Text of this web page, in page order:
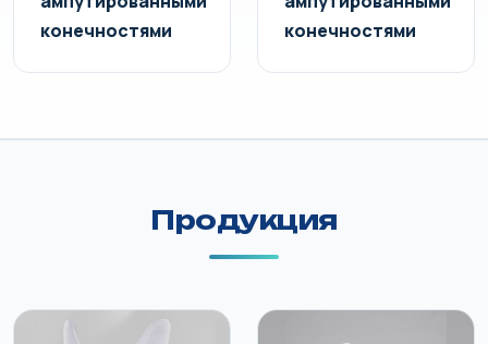
конечностями
конечностями
Продукция